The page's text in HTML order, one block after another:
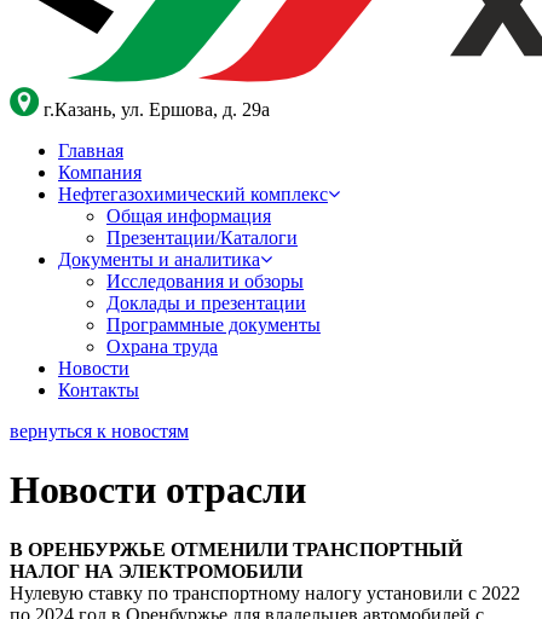
г.Казань, ул. Ершова, д. 29а
Главная
Компания
Нефтегазохимический комплекс
Общая информация
Презентации/Каталоги
Документы и аналитика
Исследования и обзоры
Доклады и презентации
Программные документы
Охрана труда
Новости
Контакты
вернуться к новостям
Новости отрасли
В ОРЕНБУРЖЬЕ ОТМЕНИЛИ ТРАНСПОРТНЫЙ
НАЛОГ НА ЭЛЕКТРОМОБИЛИ
Нулевую ставку по транспортному налогу установили с 2022
по 2024 год в Оренбуржье для владельцев автомобилей с